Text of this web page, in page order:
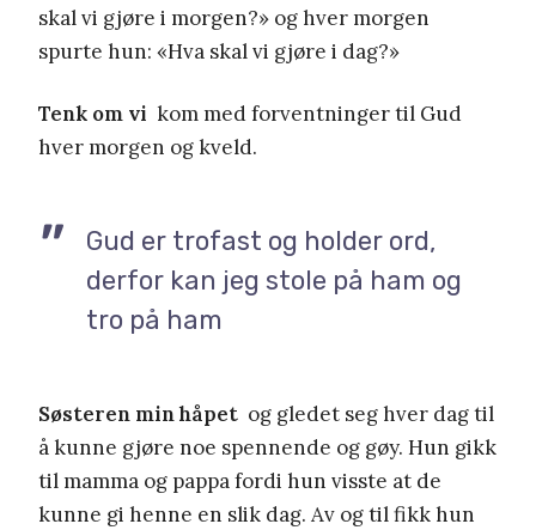
skal vi gjøre i morgen?» og hver morgen
spurte hun: «Hva skal vi gjøre i dag?»
Tenk om vi kom med forventninger til Gud
hver morgen og kveld.
Gud er trofast og holder ord,
derfor kan jeg stole på ham og
tro på ham
Søsteren min håpet og gledet seg hver dag til
å kunne gjøre noe spennende og gøy. Hun gikk
til mamma og pappa fordi hun visste at de
kunne gi henne en slik dag. Av og til fikk hun